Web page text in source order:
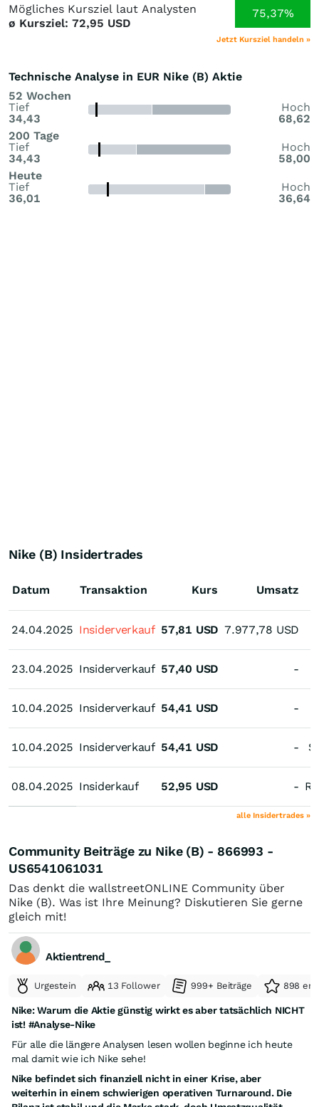
Mögliches Kursziel laut Analysten
ø Kursziel: 72,95 USD
75,37%
Jetzt Kursziel handeln »
Technische Analyse in EUR Nike (B) Aktie
52 Wochen
Tief
34,43
Hoch
68,62
200 Tage
Tief
34,43
Hoch
58,00
Heute
Tief
36,01
Hoch
36,64
Nike (B) Insidertrades
Datum
24.04.2025
23.04.2025
10.04.2025
10.04.2025
08.04.2025
Transaktion Kurs Umsatz
24.04.2025 Insiderverkauf 57,81 USD 7.977,78 USD
23.04.2025 Insiderverkauf 57,40 USD -
10.04.2025 Insiderverkauf 54,41 USD -
10.04.2025 Insiderverkauf 54,41 USD -
08.04.2025 Insiderkauf 52,95 USD -
alle Insidertrades »
Community Beiträge zu Nike (B) - 866993 -
US6541061031
Das denkt die wallstreetONLINE Community über
Nike (B). Was ist Ihre Meinung? Diskutieren Sie gerne
gleich mit!
Aktientrend_
Urgestein 13 Follower 999+ Beiträge 898
Nike: Warum die Aktie günstig wirkt es aber tatsächlich NICHT
ist! #Analyse-Nike
Für alle die längere Analysen lesen wollen beginne ich heute
mal damit wie ich Nike sehe!
Nike befindet sich finanziell nicht in einer Krise, aber
weiterhin in einem schwierigen operativen Turnaround. Die